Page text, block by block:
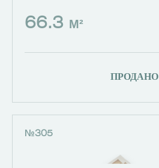
66.3 М²
ПРОДАНО
№305